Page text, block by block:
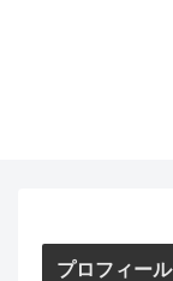
プロフィール